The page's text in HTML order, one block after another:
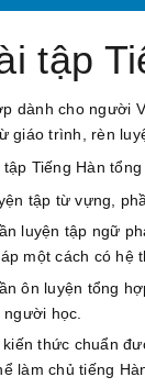
tập
dành cho người
giáo trình, rèn
Tiếng Hàn
tập từ vựng,
luyện tập ngữ
một cách có hệ
ôn luyện tổng
học.
thức chuẩn
làm chủ tiếng